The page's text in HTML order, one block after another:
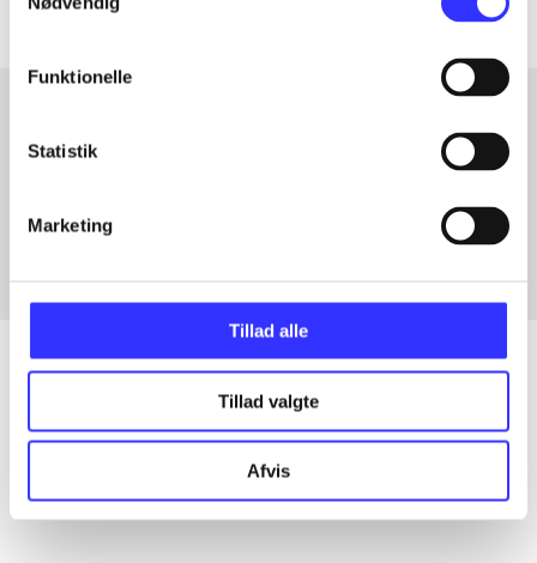
Funktionelle
Statistik
Marketing
Tillad alle
Tillad valgte
Afvis
Artikler med samme emner
Artikler
Alle registrerede artikler fordelt på udgivelser